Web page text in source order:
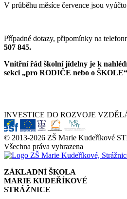
V průběhu měsíce července jsou
Případné dotazy, připomínky na
507 845.
Vnitřní řád školní jídelny je k
sekci „pro RODIČE nebo o
INVESTICE DO ROZVOJE
© 2013-2026 ZŠ Marie Kudeříkové
Všechna práva vyhrazena
ZÁKLADNÍ ŠKOLA
MARIE KUDEŘÍKOVÉ
STRÁŽNICE